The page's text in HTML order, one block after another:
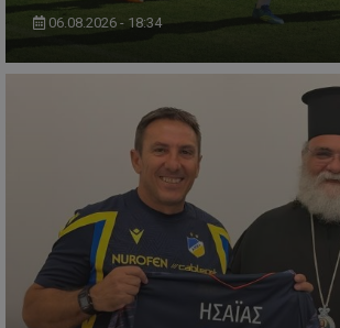
06.08.2026 - 18:34